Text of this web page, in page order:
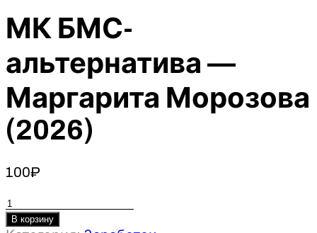
МК БМС-
альтернатива —
Маргарита Морозова
(2026)
100₽
Количество
товара
В корзину